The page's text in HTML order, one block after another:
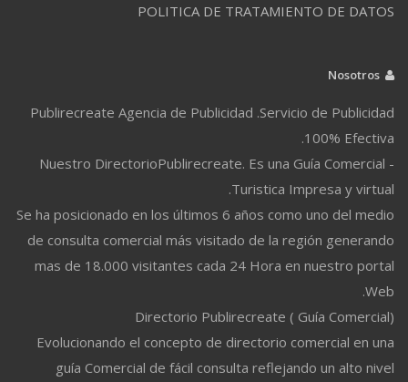
POLITICA DE TRATAMIENTO DE DATOS
Publirecreate Agencia de Publicidad .Servicio de Publicidad
100% Efectiva.
Nuestro DirectorioPublirecreate. Es una Guía Comercial -
Turistica Impresa y virtual.
Se ha posicionado en los últimos 6 años como uno del medio
de consulta comercial más visitado de la región generando
mas de 18.000 visitantes cada 24 Hora en nuestro portal
Web.
Directorio Publirecreate ( Guía Comercial)
Evolucionando el concepto de directorio comercial en una
guía Comercial de fácil consulta reflejando un alto nivel